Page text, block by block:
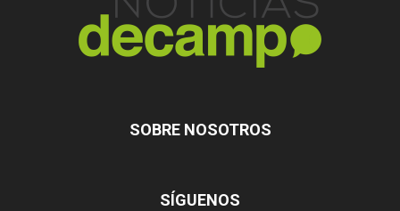
SOBRE NOSOTROS
SÍGUENOS